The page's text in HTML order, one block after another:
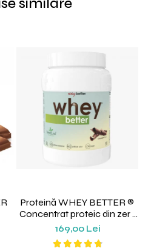
Proteină WHEY BETTER ®
Concentrat proteic din zer |
Way Better
169,00 Lei